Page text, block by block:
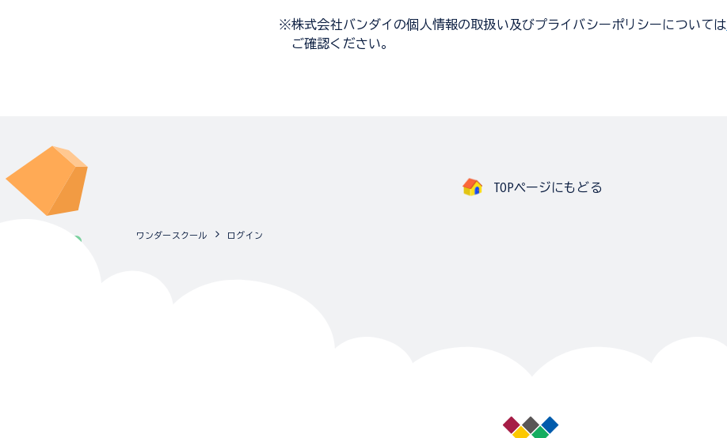
※株式会社バンダイの個人情報の取扱い及びプライバシーポリシーについては
ご確認ください。
TOPページにもどる
ワンダースクール ログイン